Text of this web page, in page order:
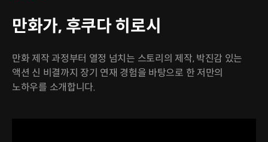
만화가, 후쿠다 히로시
만화 제작 과정부터 열정 넘치는 스토리의 제작, 박진감 있는
액션 신 비결까지 장기 연재 경험을 바탕으로 한 저만의
노하우를 소개합니다.